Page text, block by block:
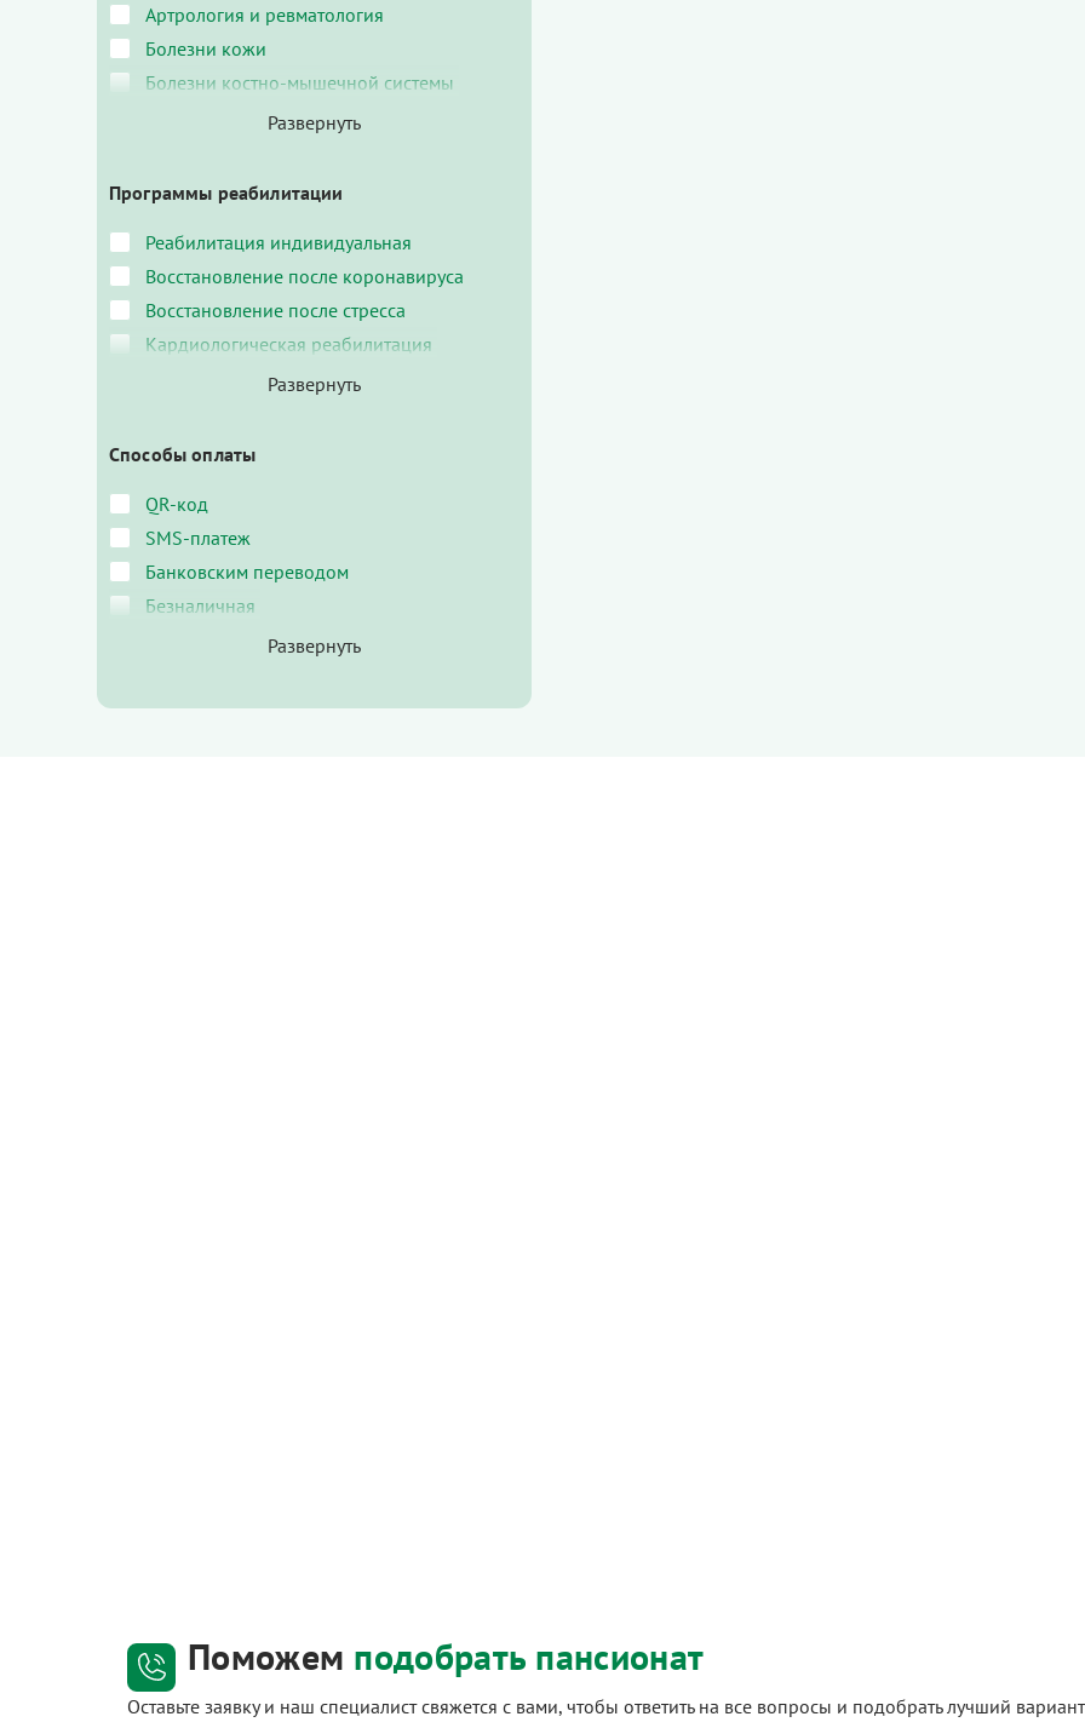
Артрология и ревматология
Болезни кожи
Болезни костно-мышечной системы
Программы реабилитации
Реабилитация индивидуальная
Восстановление после коронавируса
Восстановление после стресса
Кардиологическая реабилитация
Способы оплаты
QR-код
SMS-платеж
Банковским переводом
Безналичная
Поможем подобрать пансионат
Оставьте заявку и наш специалист свяжется с вами, чтобы ответить на все вопросы и подобрать лучший